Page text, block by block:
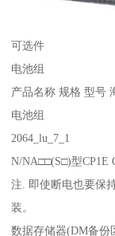
可选件
电池组
产品名称 规格 型号
电池组
2064_lu_7_1
N/NA□□(S□)型CP1E
注. 即使断电也要保
装。
数据存储器(DM备份